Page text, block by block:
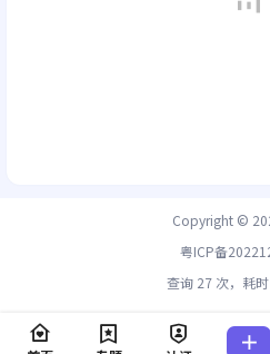
Copyright ©
粤ICP备
查询 27 次，耗